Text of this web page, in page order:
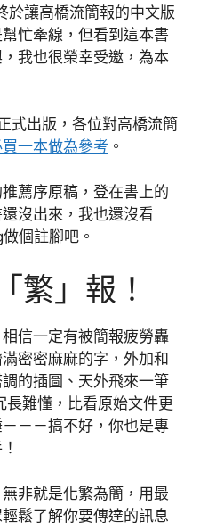
讓高橋流簡報的中文版
忙牽線，但看到這本書
我也很榮幸受邀，為本
式出版，各位對高橋流簡
一本做為參考 。
薦序原稿，登在書上的
沒出來，我也還沒看
個註腳吧。
繁」報！
信一定有被簡報疲勞轟
密密麻麻的字，外加和
的插圖、天外飛來一筆
長難懂，比看原始文件更
－－搞不好，你也是專
非就是化繁為簡，用最
鬆了解你要傳達的訊息